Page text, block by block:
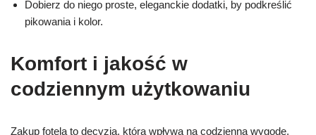
Dobierz do niego proste, eleganckie dodatki, by podkreślić
pikowania i kolor.
Komfort i jakość w
codziennym użytkowaniu
Zakup fotela to decyzja, która wpływa na codzienną wygodę.